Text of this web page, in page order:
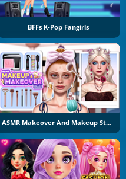
BFFs K-Pop Fangirls
ASMR Makeover And Makeup Studio